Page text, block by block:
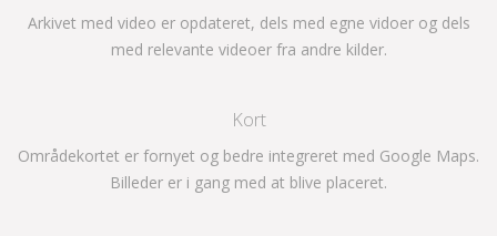
Arkivet med video er opdateret, dels med egne vidoer og dels
med relevante videoer fra andre kilder.
Kort
Områdekortet er fornyet og bedre integreret med Google Maps.
Billeder er i gang med at blive placeret.